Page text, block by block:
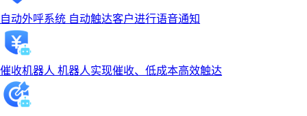
自动外呼系统 自动触达客户进行语音通知
催收机器人 机器人实现催收、低成本高效触达